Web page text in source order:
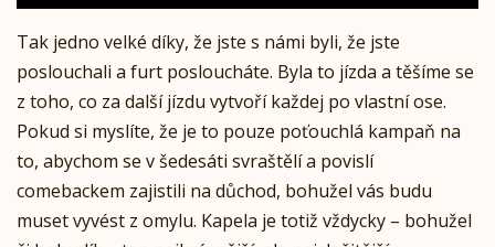
Tak jedno velké díky, že jste s námi byli, že jste
poslouchali a furt posloucháte. Byla to jízda a těšíme se
z toho, co za další jízdu vytvoří každej po vlastní ose.
Pokud si myslíte, že je to pouze poťouchlá kampaň na
to, abychom se v šedesáti svraštělí a povislí
comebackem zajistili na důchod, bohužel vás budu
muset vyvést z omylu. Kapela je totiž vždycky – bohužel